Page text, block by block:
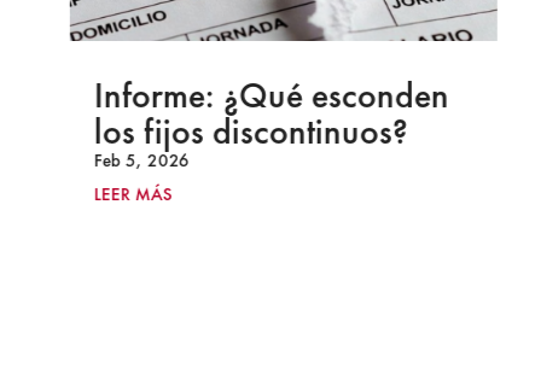
Informe: ¿Qué esconden
los fijos discontinuos?
Feb 5, 2026
LEER MÁS